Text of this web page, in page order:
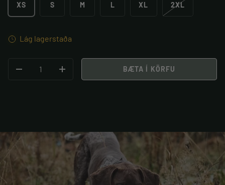
XS S M L XL 2XL
Lág lagerstaða
MINKA MAGNBÆTA VIÐ MAGNI
BÆTA Í KÖRFU